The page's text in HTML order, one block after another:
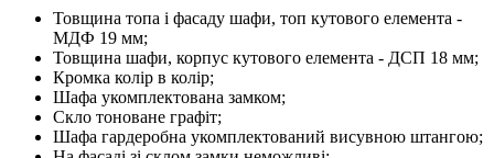
Товщина топа і фасаду шафи, топ кутового елемента -
МДФ 19 мм;
Товщина шафи, корпус кутового елемента - ДСП 18 мм;
Кромка колір в колір;
Шафа укомплектована замком;
Скло тоноване графіт;
Шафа гардеробна укомплектований висувною штангою;